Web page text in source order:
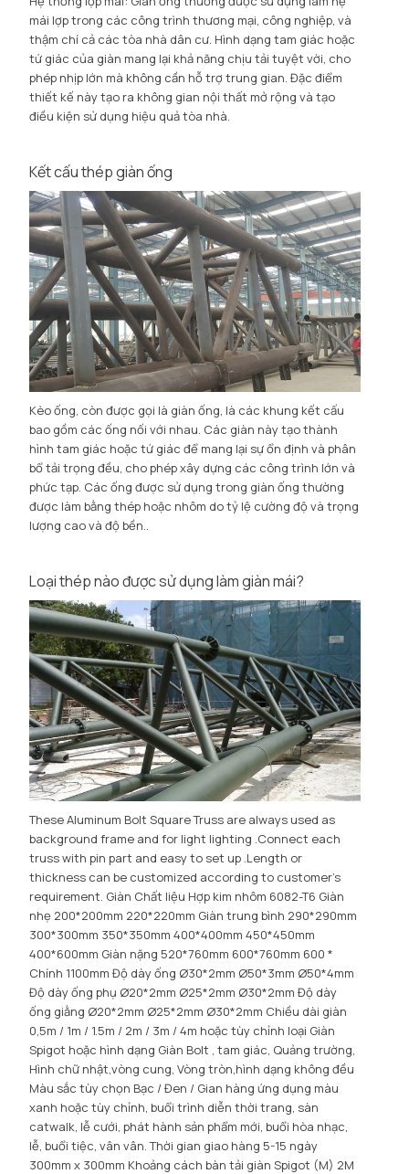
mái lợp trong các công trình thương mại, công nghiệp, và
thậm chí cả các tòa nhà dân cư. Hình dạng tam giác hoặc
tứ giác của giàn mang lại khả năng chịu tải tuyệt vời, cho
phép nhịp lớn mà không cần hỗ trợ trung gian. Đặc điểm
thiết kế này tạo ra không gian nội thất mở rộng và tạo
điều kiện sử dụng hiệu quả tòa nhà.
Kết cấu thép giàn ống
Kèo ống, còn được gọi là giàn ống, là các khung kết cấu
bao gồm các ống nối với nhau. Các giàn này tạo thành
hình tam giác hoặc tứ giác để mang lại sự ổn định và phân
bổ tải trọng đều, cho phép xây dựng các công trình lớn và
phức tạp. Các ống được sử dụng trong giàn ống thường
được làm bằng thép hoặc nhôm do tỷ lệ cường độ và trọng
lượng cao và độ bền..
Loại thép nào được sử dụng làm giàn mái?
These Aluminum Bolt Square Truss are always used as
background frame and for light lighting .Connect each
truss with pin part and easy to set up .Length or
thickness can be customized according to customer's
requirement. Giàn Chất liệu Hợp kim nhôm 6082-T6 Giàn
nhẹ 200*200mm 220*220mm Giàn trung bình 290*290mm
300*300mm 350*350mm 400*400mm 450*450mm
400*600mm Giàn nặng 520*760mm 600*760mm 600 *
Chính 1100mm Độ dày ống Ø30*2mm Ø50*3mm Ø50*4mm
Độ dày ống phụ Ø20*2mm Ø25*2mm Ø30*2mm Độ dày
ống giằng Ø20*2mm Ø25*2mm Ø30*2mm Chiều dài giàn
0,5m / 1m / 1.5m / 2m / 3m / 4m hoặc tùy chỉnh loại Giàn
Spigot hoặc hình dạng Giàn Bolt , tam giác, Quảng trường,
Hình chữ nhật,vòng cung, Vòng tròn,hình dạng không đều
Màu sắc tùy chọn Bạc / Đen / Gian hàng ứng dụng màu
xanh hoặc tùy chỉnh, buổi trình diễn thời trang, sàn
catwalk, lễ cưới, phát hành sản phẩm mới, buổi hòa nhạc,
lễ, buổi tiệc, vân vân. Thời gian giao hàng 5-15 ngày
300mm x 300mm Khoảng cách bàn tải giàn Spigot (M) 2M